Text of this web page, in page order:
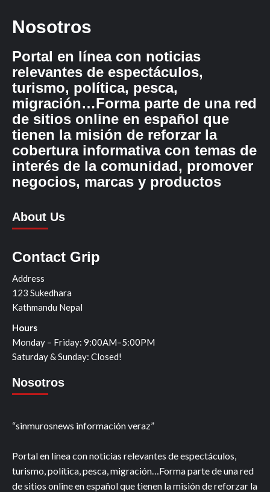
Nosotros
Portal en línea con noticias
relevantes de espectáculos,
turismo, política, pesca,
migración…Forma parte de una red
de sitios online en español que
tienen la misión de reforzar la
cobertura informativa con temas de
interés de la comunidad, promover
negocios, marcas y productos
About Us
Contact Grip
Address
123 Sukedhara
Kathmandu Nepal
Hours
Monday – Friday: 9:00AM–5:00PM
Saturday & Sunday: Closed!
Nosotros
“sinmurosnews información veraz”
Portal en línea con noticias relevantes de espectáculos,
turismo, política, pesca, migración…Forma parte de una red
de sitios online en español que tienen la misión de reforzar la